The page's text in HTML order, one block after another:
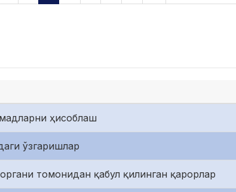
ҳисоблаш
ўзгаришлар
томонидан қабул қилинган қарорлар